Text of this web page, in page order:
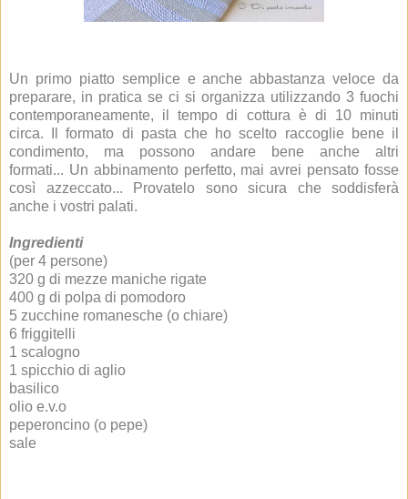
Un primo piatto semplice e anche abbastanza veloce da
preparare, in pratica se ci si organizza utilizzando 3 fuochi
contemporaneamente, il tempo di cottura è di 10 minuti
circa. Il formato di pasta che ho scelto raccoglie bene il
condimento, ma possono andare bene anche altri
formati... Un abbinamento perfetto, mai avrei pensato fosse
così azzeccato... Provatelo sono sicura che soddisferà
anche i vostri palati.
Ingredienti
(per 4 persone)
320 g di mezze maniche rigate
400 g di polpa di pomodoro
5 zucchine romanesche (o chiare)
6 friggitelli
1 scalogno
1 spicchio di aglio
basilico
olio e.v.o
peperoncino (o pepe)
sale